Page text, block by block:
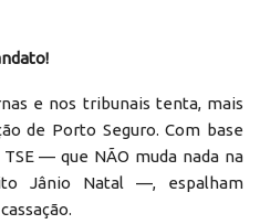
e nos tribunais tenta, mais
de Porto Seguro. Com base
— que NÃO muda nada na
Jânio Natal —, espalham